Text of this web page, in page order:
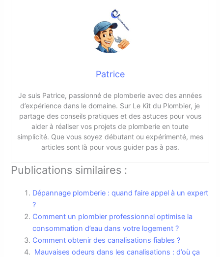
Patrice
Je suis Patrice, passionné de plomberie avec des années
d’expérience dans le domaine. Sur Le Kit du Plombier, je
partage des conseils pratiques et des astuces pour vous
aider à réaliser vos projets de plomberie en toute
simplicité. Que vous soyez débutant ou expérimenté, mes
articles sont là pour vous guider pas à pas.
Publications similaires :
Dépannage plomberie : quand faire appel à un expert
?
Comment un plombier professionnel optimise la
consommation d’eau dans votre logement ?
Comment obtenir des canalisations fiables ?
Mauvaises odeurs dans les canalisations : d’où ça